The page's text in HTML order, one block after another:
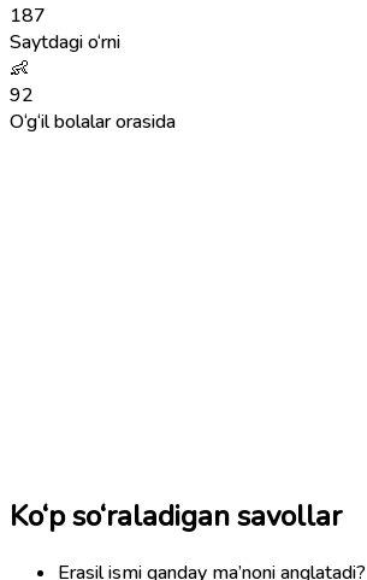
187
Saytdagi o‘rni
👶
92
O‘g‘il bolalar orasida
Ko‘p so‘raladigan savollar
Erasil ismi qanday ma’noni anglatadi?